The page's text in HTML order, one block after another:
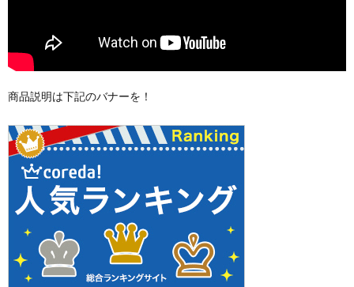
商品説明は下記のバナーを！